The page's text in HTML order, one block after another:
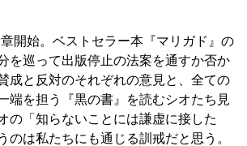
開始。ベストセラー本『マリガド』の
を巡って出版停止の法案を通すか否か
成と反対のそれぞれの意見と、全ての
端を担う『黒の書』を読むシオたち見
の「知らないことには謙虚に接した
のは私たちにも通じる訓戒だと思う。